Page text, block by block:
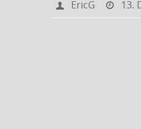
EricG 13.